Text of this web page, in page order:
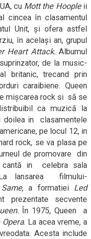
UA, cuMott the Hoopleii
cincea în clasamentul
Unit,și ofera astfel
în același an, grupul
Heart Attack. Albumul
de la music-
britanic, trecand prin
caraibiene. Queen
mișcarea rock si să se
ca muzică la
in
clasamentele
pe locul 12, in
rock, se va plasa pe
de promovare
din
cantă in
celebra sala
lansarea
filmului-
, a formatiei Led
prezentate secvente
În 1975, Queen
a
. La acea vreme, a
Acesta include